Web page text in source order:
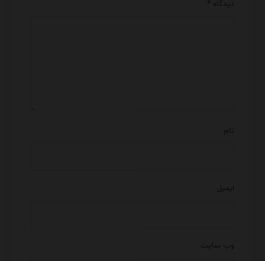
دیدگاه *
نام
ایمیل
وب‌ سایت